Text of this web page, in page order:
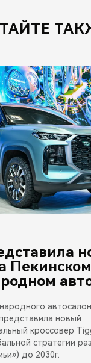
Пекинском
новый
кроссовер
стратегии
до 2030г.